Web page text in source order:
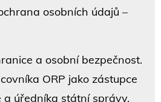
osobních údajů –
a osobní bezpečnost.
ORP jako zástupce
a úředníka státní správy.